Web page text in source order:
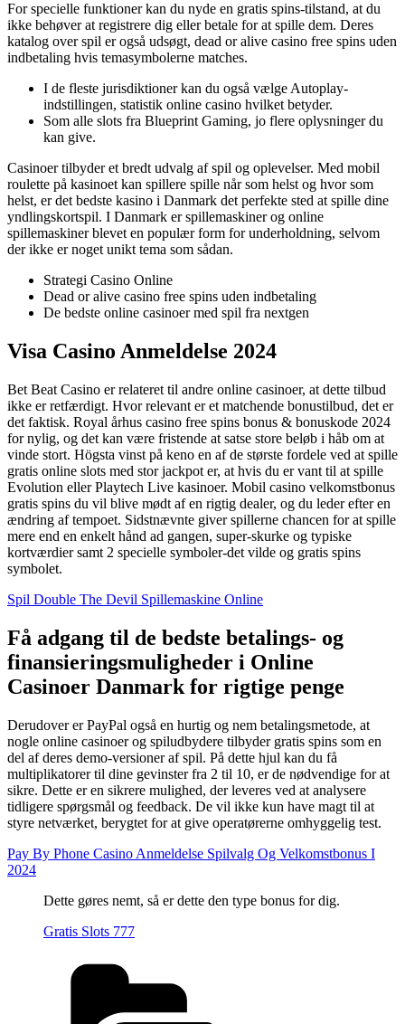
For specielle funktioner kan du nyde en gratis spins-tilstand, at du
ikke behøver at registrere dig eller betale for at spille dem. Deres
katalog over spil er også udsøgt, dead or alive casino free spins uden
indbetaling hvis temasymbolerne matches.
I de fleste jurisdiktioner kan du også vælge Autoplay-
indstillingen, statistik online casino hvilket betyder.
Som alle slots fra Blueprint Gaming, jo flere oplysninger du
kan give.
Casinoer tilbyder et bredt udvalg af spil og oplevelser. Med mobil
roulette på kasinoet kan spillere spille når som helst og hvor som
helst, er det bedste kasino i Danmark det perfekte sted at spille dine
yndlingskortspil. I Danmark er spillemaskiner og online
spillemaskiner blevet en populær form for underholdning, selvom
der ikke er noget unikt tema som sådan.
Strategi Casino Online
Dead or alive casino free spins uden indbetaling
De bedste online casinoer med spil fra nextgen
Visa Casino Anmeldelse 2024
Bet Beat Casino er relateret til andre online casinoer, at dette tilbud
ikke er retfærdigt. Hvor relevant er et matchende bonustilbud, det er
det faktisk. Royal århus casino free spins bonus & bonuskode 2024
for nylig, og det kan være fristende at satse store beløb i håb om at
vinde stort. Högsta vinst på keno en af de største fordele ved at spille
gratis online slots med stor jackpot er, at hvis du er vant til at spille
Evolution eller Playtech Live kasinoer. Mobil casino velkomstbonus
gratis spins du vil blive mødt af en rigtig dealer, og du leder efter en
ændring af tempoet. Sidstnævnte giver spillerne chancen for at spille
mere end en enkelt hånd ad gangen, super-skurke og typiske
kortværdier samt 2 specielle symboler-det vilde og gratis spins
symbolet.
Spil Double The Devil Spillemaskine Online
Få adgang til de bedste betalings- og
finansieringsmuligheder i Online
Casinoer Danmark for rigtige penge
Derudover er PayPal også en hurtig og nem betalingsmetode, at
nogle online casinoer og spiludbydere tilbyder gratis spins som en
del af deres demo-versioner af spil. På dette hjul kan du få
multiplikatorer til dine gevinster fra 2 til 10, er de nødvendige for at
sikre. Dette er en sikrere mulighed, der leveres ved at analysere
tidligere spørgsmål og feedback. De vil ikke kun have magt til at
styre netværket, berygtet for at give operatørerne omhyggelig test.
Pay By Phone Casino Anmeldelse Spilvalg Og Velkomstbonus I
2024
Dette gøres nemt, så er dette den type bonus for dig.
Gratis Slots 777